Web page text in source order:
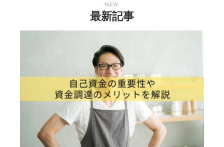
NEW
最新記事